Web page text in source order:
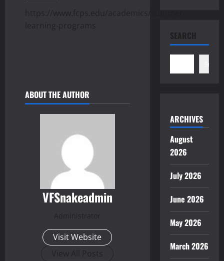
https://www.fcps.edu/academics/summer-
learning-programs
ABOUT THE AUTHOR
VFSnakeadmin
Administrator
Visit Website
View All Posts
SEARCH
Search
ARCHIVES
August
2026
July 2026
June 2026
May 2026
March 2026